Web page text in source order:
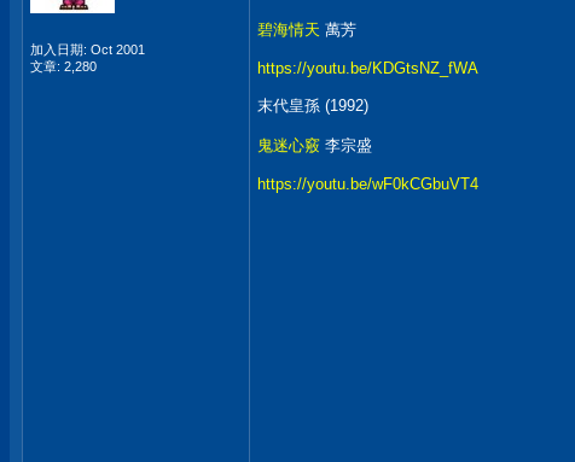
加入日期: Oct 2001
文章: 2,280
碧海情天 萬芳
https://youtu.be/KDGtsNZ_fWA
末代皇孫 (1992)
鬼迷心竅 李宗盛
https://youtu.be/wF0kCGbuVT4